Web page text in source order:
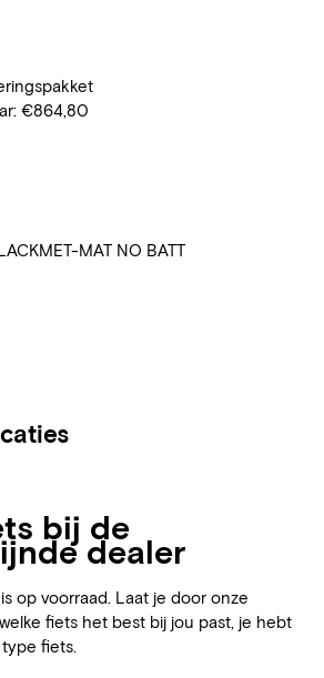
€864,80
MAT NO BATT
bij de
dealer
op voorraad. Laat je door onze
fiets het best bij jou past, je hebt
fiets.